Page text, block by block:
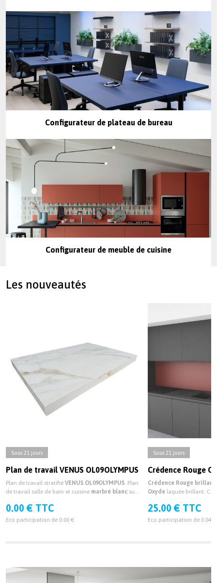
Configurateur de plateau de bureau
Configurateur de meuble de cuisine
Les nouveautés
Sous 21 jours
Plan de travail VENUS OL09OLYMPUS
Plan de travail stratifié VENUS OL09OLYMPUS. Plan
de travail salle de bain et cuisine marbré blanc sur
0.00 € TTC
Eco participation de 0.00 €
Sous 21 jours
Crédence Rouge
Crédence Rouge brillant
Oxydelaquée brillant.
25.00 € TTC
Eco participation de 0.04 €